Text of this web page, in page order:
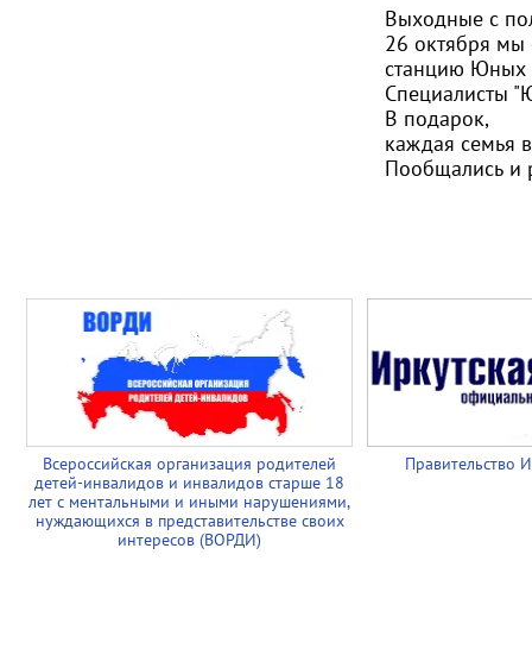
Выходные с
26 октября мы
станцию Юных
Специалисты
В подарок,
каждая семья
Пообщались и
Всероссийская организация родителей
детей-инвалидов и инвалидов старше 18
лет с ментальными и иными нарушениями,
нуждающихся в представительстве своих
интересов (ВОРДИ)
Правительство